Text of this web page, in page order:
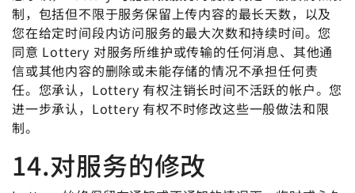
制，包括但不限于服务保留上传内容的最长天数，以及
您在给定时间段内访问服务的最大次数和持续时间。您
同意 Lottery 对服务所维护或传输的任何消息、其他通
信或其他内容的删除或未能存储的情况不承担任何责
任。您承认，Lottery 有权注销长时间不活跃的帐户。您
进一步承认，Lottery 有权不时修改这些一般做法和限
制。
14.对服务的修改